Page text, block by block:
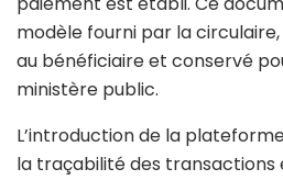
modèle fourni par la
au bénéficiaire et conservé
ministère public.
L’introduction de la
la traçabilité des